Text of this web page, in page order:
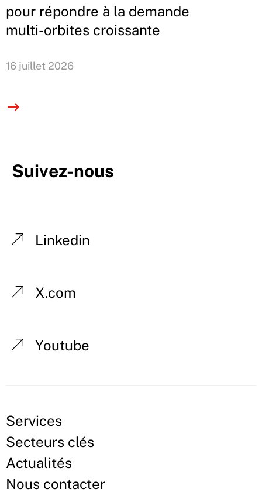
pour répondre à la demande
multi-orbites croissante
16 juillet 2026
Suivez-nous
Linkedin
X.com
Youtube
Services
Secteurs clés
Actualités
Nous contacter